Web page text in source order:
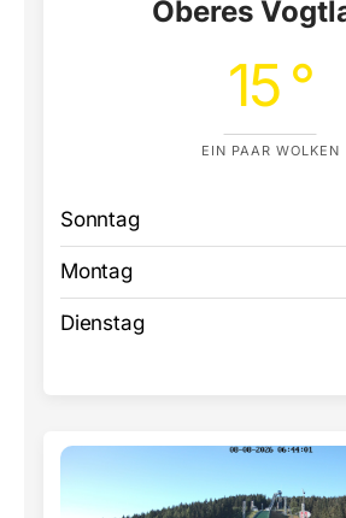
Oberes
15 °
EIN PAAR WOLKEN
Sonntag
Montag
Dienstag